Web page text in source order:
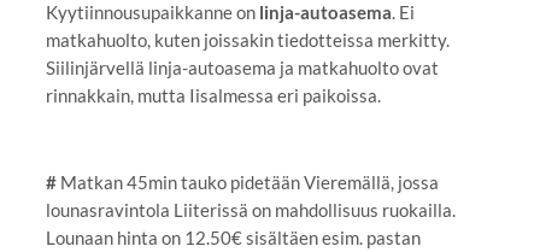
Kyytiinnousupaikkanne on linja-autoasema. Ei
matkahuolto, kuten joissakin tiedotteissa merkitty.
Siilinjärvellä linja-autoasema ja matkahuolto ovat
rinnakkain, mutta Iisalmessa eri paikoissa.
# Matkan 45min tauko pidetään Vieremällä, jossa
lounasravintola Liiterissä on mahdollisuus ruokailla.
Lounaan hinta on 12.50€ sisältäen esim. pastan